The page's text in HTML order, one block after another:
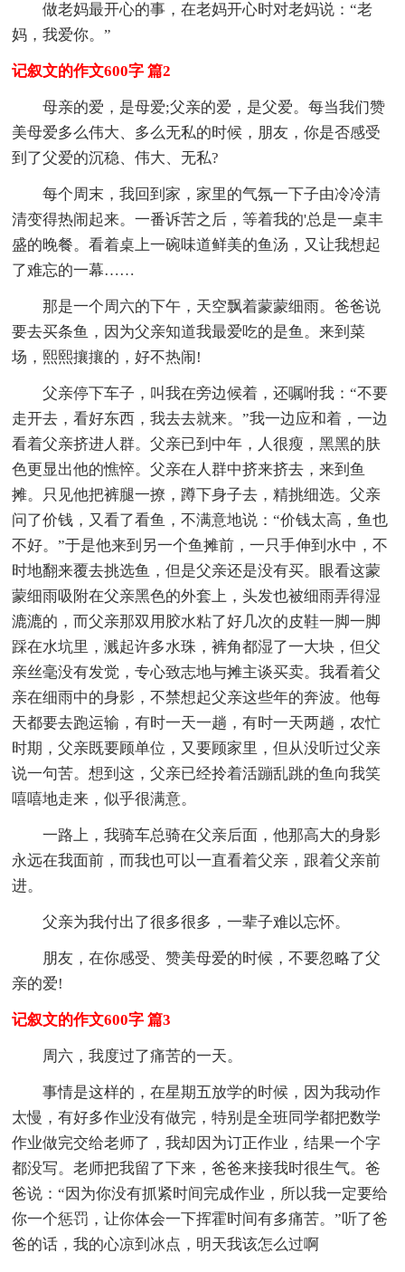
做老妈最开心的事，在老妈开心时对老妈说：“老
妈，我爱你。”
记叙文的作文600字 篇2
母亲的爱，是母爱;父亲的爱，是父爱。每当我们赞
美母爱多么伟大、多么无私的时候，朋友，你是否感受
到了父爱的沉稳、伟大、无私?
每个周末，我回到家，家里的气氛一下子由冷冷清
清变得热闹起来。一番诉苦之后，等着我的'总是一桌丰
盛的晚餐。看着桌上一碗味道鲜美的鱼汤，又让我想起
了难忘的一幕……
那是一个周六的下午，天空飘着蒙蒙细雨。爸爸说
要去买条鱼，因为父亲知道我最爱吃的是鱼。来到菜
场，熙熙攘攘的，好不热闹!
父亲停下车子，叫我在旁边候着，还嘱咐我：“不要
走开去，看好东西，我去去就来。”我一边应和着，一边
看着父亲挤进人群。父亲已到中年，人很瘦，黑黑的肤
色更显出他的憔悴。父亲在人群中挤来挤去，来到鱼
摊。只见他把裤腿一撩，蹲下身子去，精挑细选。父亲
问了价钱，又看了看鱼，不满意地说：“价钱太高，鱼也
不好。”于是他来到另一个鱼摊前，一只手伸到水中，不
时地翻来覆去挑选鱼，但是父亲还是没有买。眼看这蒙
蒙细雨吸附在父亲黑色的外套上，头发也被细雨弄得湿
漉漉的，而父亲那双用胶水粘了好几次的皮鞋一脚一脚
踩在水坑里，溅起许多水珠，裤角都湿了一大块，但父
亲丝毫没有发觉，专心致志地与摊主谈买卖。我看着父
亲在细雨中的身影，不禁想起父亲这些年的奔波。他每
天都要去跑运输，有时一天一趟，有时一天两趟，农忙
时期，父亲既要顾单位，又要顾家里，但从没听过父亲
说一句苦。想到这，父亲已经拎着活蹦乱跳的鱼向我笑
嘻嘻地走来，似乎很满意。
一路上，我骑车总骑在父亲后面，他那高大的身影
永远在我面前，而我也可以一直看着父亲，跟着父亲前
进。
父亲为我付出了很多很多，一辈子难以忘怀。
朋友，在你感受、赞美母爱的时候，不要忽略了父
亲的爱!
记叙文的作文600字 篇3
周六，我度过了痛苦的一天。
事情是这样的，在星期五放学的时候，因为我动作
太慢，有好多作业没有做完，特别是全班同学都把数学
作业做完交给老师了，我却因为订正作业，结果一个字
都没写。老师把我留了下来，爸爸来接我时很生气。爸
爸说：“因为你没有抓紧时间完成作业，所以我一定要给
你一个惩罚，让你体会一下挥霍时间有多痛苦。”听了爸
爸的话，我的心凉到冰点，明天我该怎么过啊